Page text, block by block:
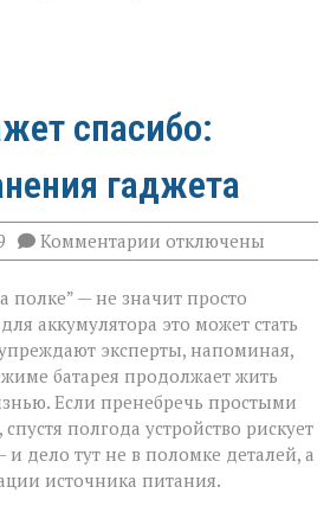
спасибо:
гаджета
Комментарии к
записи
скажет
спасибо:
хранения
гаджета
отключены
полке” — не значит просто
аккумулятора это может стать
эксперты, напоминая,
батарея продолжает жить
Если пренебречь простыми
полгода устройство рискует
и дело тут не в поломке деталей, а
источника питания.